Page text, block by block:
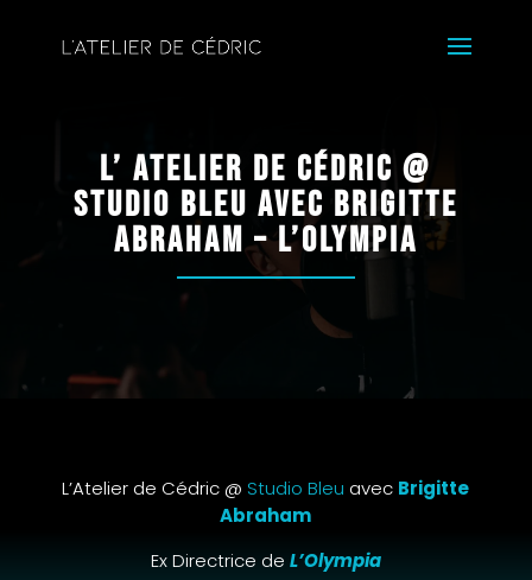
L’ Atelier de Cédric @
Studio Bleu avec Brigitte
Abraham – L’Olympia
L’Atelier de Cédric @ Studio Bleu avec Brigitte
Abraham
Ex Directrice de L’Olympia